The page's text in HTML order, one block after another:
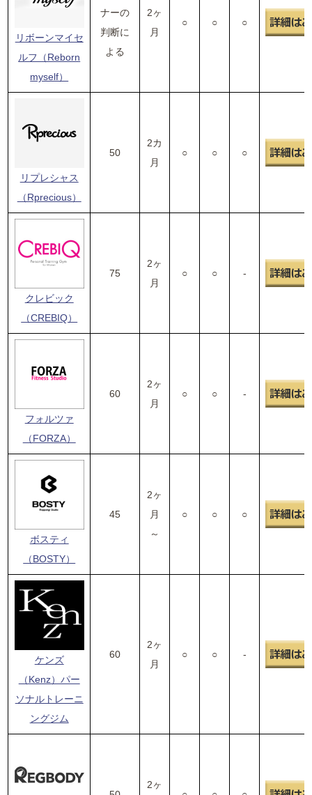
リボーンマイセ
ルフ（Reborn
myself）
ナーの
判断に
よる
2ヶ
月
○ ○ ○
リプレシャス
（Rprecious）
50
2カ
月
○ ○ ○
クレビック
（CREBIQ）
75
2ヶ
月
○ ○ -
フォルツァ
（FORZA）
60
2ヶ
月
○ ○ -
ボスティ
（BOSTY）
45
2ヶ
月
～
○ ○ ○
ケンズ
（Kenz）パー
ソナルトレーニ
ングジム
60
2ヶ
月
○ ○ -
2ヶ